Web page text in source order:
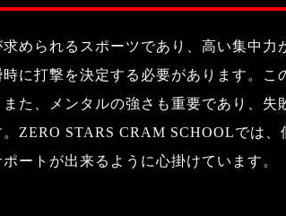
められるスポーツであり、高い集中力
に打撃を決定する必要があります。こ
た、メンタルの強さも重要であり、失
ZERO STARS CRAM SCHOOLでは
ートが出来るように心掛けています。